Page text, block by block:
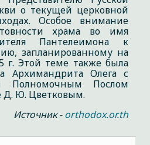
о текущей церковной
Особое внимание
храма во имя
Пантелеимона к
запланированному на
г. Этой теме также была
Архимандрита Олега с
Полномочным Послом
Д. Ю. Цветковым.
Источник -orthodox.or.th